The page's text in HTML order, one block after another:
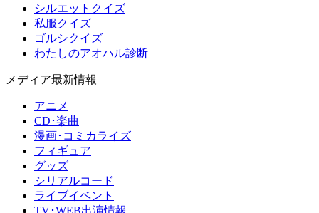
シルエットクイズ
私服クイズ
ゴルシクイズ
わたしのアオハル診断
メディア最新情報
アニメ
CD･楽曲
漫画･コミカライズ
フィギュア
グッズ
シリアルコード
ライブイベント
TV･WEB出演情報